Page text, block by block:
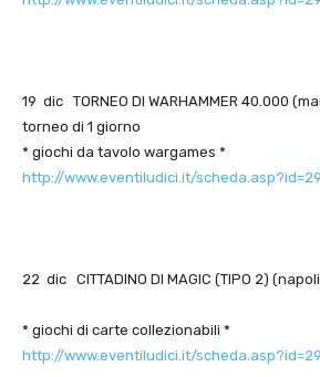
19 dic TORNEO DI WARHAMMER 40.000
torneo di 1 giorno
* giochi da tavolo wargames *
http://www.eventiludici.it/
22 dic CITTADINO DI MAGIC (TIPO 2)
* giochi di carte collezionabili *
http://www.eventiludici.it/